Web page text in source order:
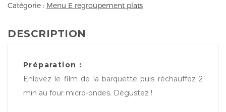
Catégorie : Menu E regroupement plats
DESCRIPTION
Préparation :
Enlevez le film de la barquette puis réchauffez 2
min au four micro-ondes. Dégustez !